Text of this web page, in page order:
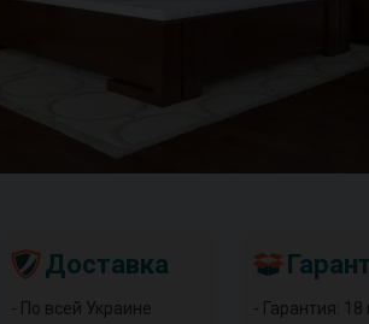
Доставка
- По всей Украине
- Гарантия: 18